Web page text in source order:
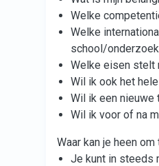
Welke
Welke
school/
Welke eisen stelt
Wil ik ook het
Wil ik een nieuwe
Wil ik voor of na
Waar kan je heen
Je kunt in steeds